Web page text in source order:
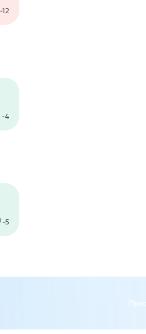
-12
Не нравится
-4
Не нравится
-5
Не нравится